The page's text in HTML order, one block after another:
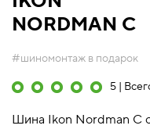
NORDMAN C
#шиномонтаж в подарок
5 |
Шина Ikon Nordman C